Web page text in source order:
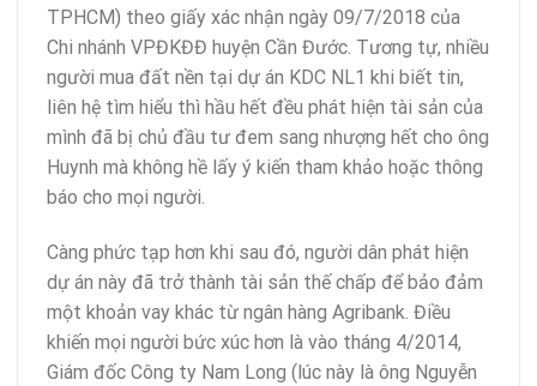
TPHCM) theo giấy xác nhận ngày 09/7/2018 của
Chi nhánh VPĐKĐĐ huyện Cần Đước. Tương tự, nhiều
người mua đất nền tại dự án KDC NL1 khi biết tin,
liên hệ tìm hiểu thì hầu hết đều phát hiện tài sản của
mình đã bị chủ đầu tư đem sang nhượng hết cho ông
Huynh mà không hề lấy ý kiến tham khảo hoặc thông
báo cho mọi người.
Càng phức tạp hơn khi sau đó, người dân phát hiện
dự án này đã trở thành tài sản thế chấp để bảo đảm
một khoản vay khác từ ngân hàng Agribank. Điều
khiến mọi người bức xúc hơn là vào tháng 4/2014,
Giám đốc Công ty Nam Long (lúc này là ông Nguyễn